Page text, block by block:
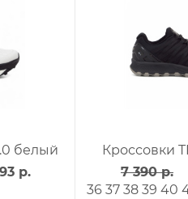
TR8 красный
6 990 р.
4 893 р.
43 44